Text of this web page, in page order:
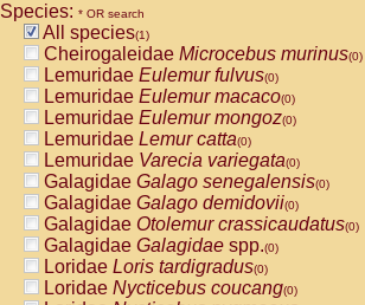
Species: * OR search
All species(1)
Cheirogaleidae Microcebus murinus(0)
Lemuridae Eulemur fulvus(0)
Lemuridae Eulemur macaco(0)
Lemuridae Eulemur mongoz(0)
Lemuridae Lemur catta(0)
Lemuridae Varecia variegata(0)
Galagidae Galago senegalensis(0)
Galagidae Galago demidovii(0)
Galagidae Otolemur crassicaudatus(0)
Galagidae Galagidae spp.(0)
Loridae Loris tardigradus(0)
Loridae Nycticebus coucang(0)